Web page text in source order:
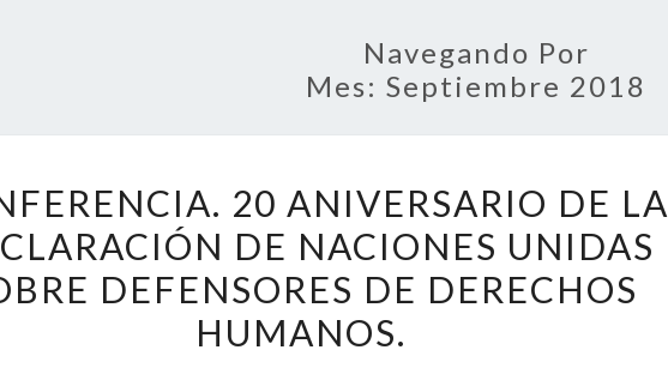
Navegando Por
Mes: Septiembre 2018
20
ANIVERSARIO
DE
LA
DECLARACIÓN
20 ANIVERSARIO DE LA
DE NACIONES UNIDAS
DEFENSORES DE DERECHOS
HUMANOS.